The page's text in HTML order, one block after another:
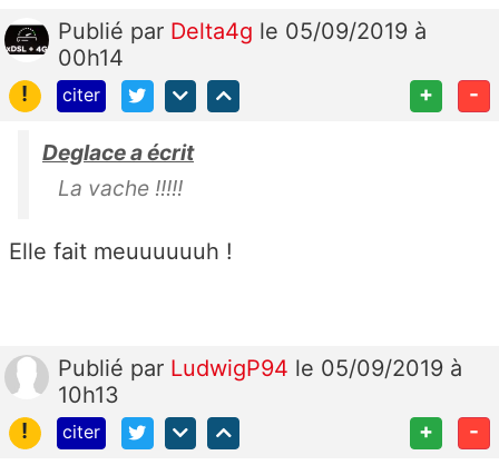
Publié par Delta4g le 05/09/2019 à
00h14
!
citer + -
Deglace a écrit
La vache !!!!!
Elle fait meuuuuuuh !
Publié par LudwigP94 le 05/09/2019 à
10h13
!
citer + -